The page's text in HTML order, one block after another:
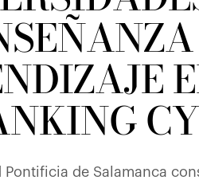
Pontificia de Salamanca